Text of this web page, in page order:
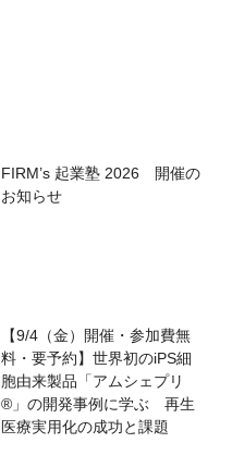
FIRM’s 起業塾 2026 開催の
お知らせ
【9/4（金）開催・参加費無
料・要予約】世界初のiPS細
胞由来製品「アムシェプリ
®」の開発事例に学ぶ 再生
医療実用化の成功と課題